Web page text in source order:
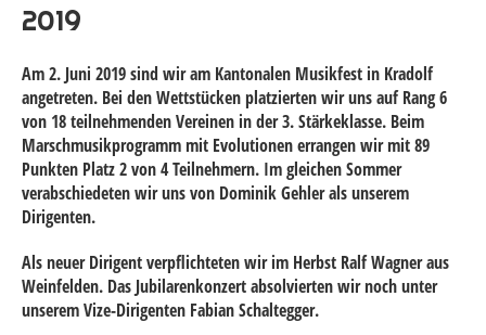
2019
Am 2. Juni 2019 sind wir am Kantonalen Musikfest in Kradolf
angetreten. Bei den Wettstücken platzierten wir uns auf Rang 6
von 18 teilnehmenden Vereinen in der 3. Stärkeklasse. Beim
Marschmusikprogramm mit Evolutionen errangen wir mit 89
Punkten Platz 2 von 4 Teilnehmern. Im gleichen Sommer
verabschiedeten wir uns von Dominik Gehler als unserem
Dirigenten.
Als neuer Dirigent verpflichteten wir im Herbst Ralf Wagner aus
Weinfelden. Das Jubilarenkonzert absolvierten wir noch unter
unserem Vize-Dirigenten Fabian Schaltegger.